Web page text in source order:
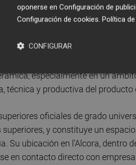
digital de estas
en la preparación de
actualmente en la industria.
clara por el talento, la
colaboración permite acercar al
especialmente en un
técnica y productiva del
oficiales de grado
y constituye un
Su ubicación en l’Alcora, dentro
en contacto directo con
oponerse en Configuración de
Configuración de cookies. Política
CONFIGURAR